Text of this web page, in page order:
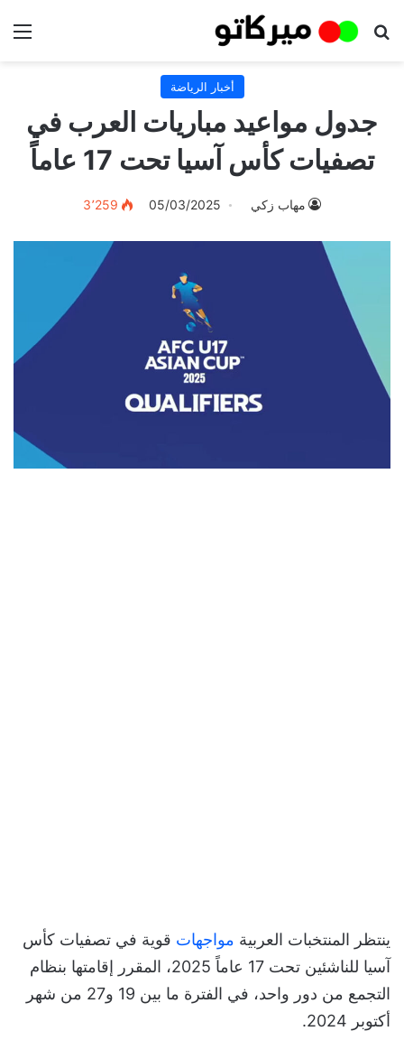
بحث عن
أخبار الرياضة
جدول مواعيد مباريات العرب في
تصفيات كأس آسيا تحت 17 عاماً
مهاب زكي 05/03/2025 3٬259
ينتظر المنتخبات العربية مواجهات قوية في تصفيات كأس
آسيا للناشئين تحت 17 عاماً 2025، المقرر إقامتها بنظام
التجمع من دور واحد، في الفترة ما بين 19 و27 من شهر
أكتوبر 2024.